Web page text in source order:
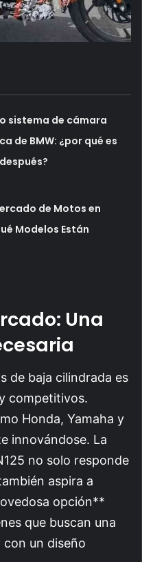
sistema de cámara
de BMW: ¿por qué es
de Motos en
Modelos Están
Una
de baja cilindrada es
competitivos.
Honda, Yamaha y
innovándose. La
no solo responde
aspira a
opción**
que buscan una
un diseño